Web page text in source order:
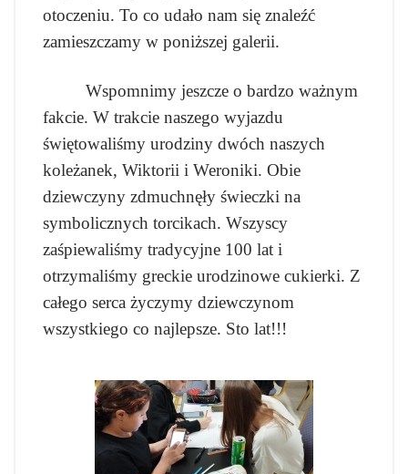
otoczeniu. To co udało nam się znaleźć
zamieszczamy w poniższej galerii.
Wspomnimy jeszcze o bardzo ważnym
fakcie. W trakcie naszego wyjazdu
świętowaliśmy urodziny dwóch naszych
koleżanek, Wiktorii i Weroniki. Obie
dziewczyny zdmuchnęły świeczki na
symbolicznych torcikach. Wszyscy
zaśpiewaliśmy tradycyjne 100 lat i
otrzymaliśmy greckie urodzinowe cukierki. Z
całego serca życzymy dziewczynom
wszystkiego co najlepsze. Sto lat!!!